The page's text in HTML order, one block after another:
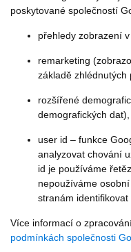
poskytované společností
přehledy zobrazení
remarketing
základě zhlédnutých
rozšířené
demografických dat),
user id – funkce
analyzovat chování
id je používáme
nepoužíváme
stranám identifikovat
Více informací o
podmínkách společnosti